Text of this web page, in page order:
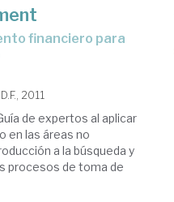
2011
de expertos al aplicar
en las áreas no
a la búsqueda y
procesos de toma de